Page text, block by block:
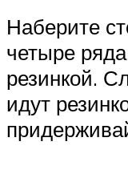
Наберите
четыре
резинкой.
идут